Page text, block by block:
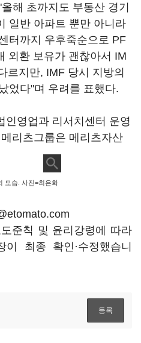
해 초까지도 부동산 경기
일반 아파트 뿐만 아니라
터까지 우후죽순으로 PF
외환 보유가 괜찮아서 IM
르지만, IMF 당시 지방의
었다"며 우려를 표했다.
인영업과 리서치센터 운영
리츠그룹은 메리츠자산
모습. 사진=최은화
준칙 및 윤리강령에 따라
이 최종 확인·수정했습니